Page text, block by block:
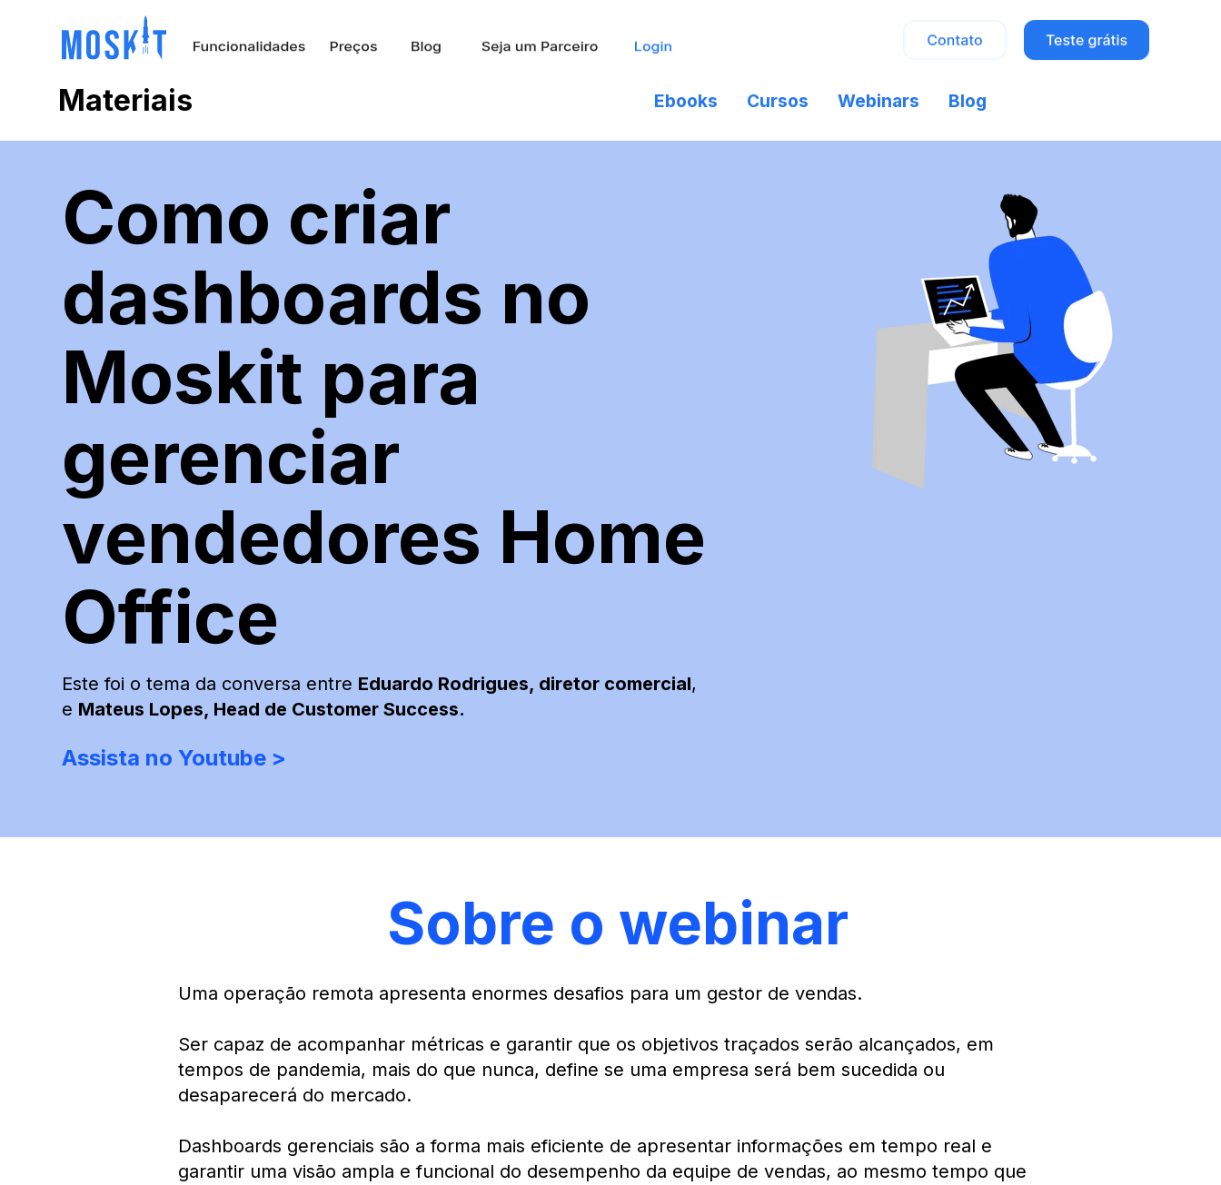
Materiais Ebooks Cursos Webinars Blog
Como criar
dashboards no
Moskit para
gerenciar
vendedores Home
Office
Este foi o tema da conversa entre Eduardo Rodrigues, diretor comercial,
e Mateus Lopes, Head de Customer Success.
Assista no Youtube >
Sobre o webinar
Uma operação remota apresenta enormes desafios para um gestor de vendas.
Ser capaz de acompanhar métricas e garantir que os objetivos traçados serão alcançados, em
tempos de pandemia, mais do que nunca, define se uma empresa será bem sucedida ou
desaparecerá do mercado.
Dashboards gerenciais são a forma mais eficiente de apresentar informações em tempo real e
garantir uma visão ampla e funcional do desempenho da equipe de vendas, ao mesmo tempo que